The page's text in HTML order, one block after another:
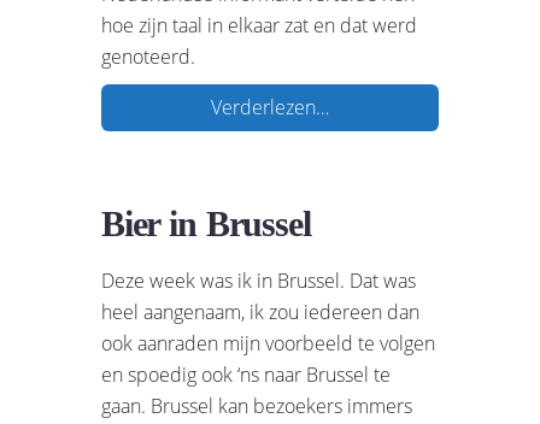
hoe zijn taal in elkaar zat en dat werd
genoteerd.
Verderlezen…
Bier in Brussel
Deze week was ik in Brussel. Dat was
heel aangenaam, ik zou iedereen dan
ook aanraden mijn voorbeeld te volgen
en spoedig ook ‘ns naar Brussel te
gaan. Brussel kan bezoekers immers